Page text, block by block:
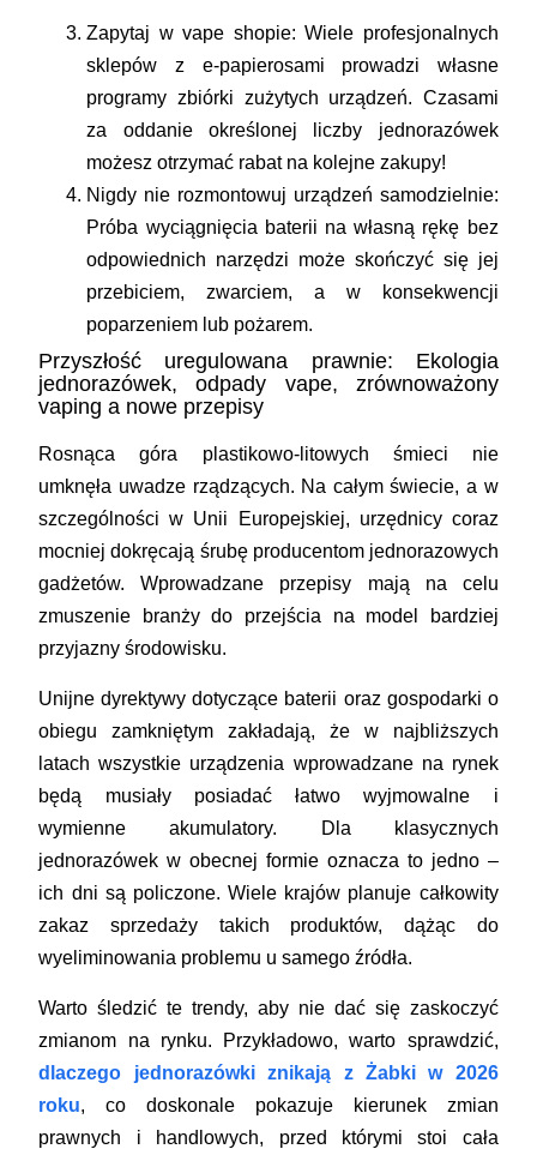
Zapytaj w vape shopie: Wiele profesjonalnych
sklepów z e-papierosami prowadzi własne
programy zbiórki zużytych urządzeń. Czasami
za oddanie określonej liczby jednorazówek
możesz otrzymać rabat na kolejne zakupy!
Nigdy nie rozmontowuj urządzeń samodzielnie:
Próba wyciągnięcia baterii na własną rękę bez
odpowiednich narzędzi może skończyć się jej
przebiciem, zwarciem, a w konsekwencji
poparzeniem lub pożarem.
Przyszłość uregulowana prawnie: Ekologia
jednorazówek, odpady vape, zrównoważony
vaping a nowe przepisy
Rosnąca góra plastikowo-litowych śmieci nie
umknęła uwadze rządzących. Na całym świecie, a w
szczególności w Unii Europejskiej, urzędnicy coraz
mocniej dokręcają śrubę producentom jednorazowych
gadżetów. Wprowadzane przepisy mają na celu
zmuszenie branży do przejścia na model bardziej
przyjazny środowisku.
Unijne dyrektywy dotyczące baterii oraz gospodarki o
obiegu zamkniętym zakładają, że w najbliższych
latach wszystkie urządzenia wprowadzane na rynek
będą musiały posiadać łatwo wyjmowalne i
wymienne akumulatory. Dla klasycznych
jednorazówek w obecnej formie oznacza to jedno –
ich dni są policzone. Wiele krajów planuje całkowity
zakaz sprzedaży takich produktów, dążąc do
wyeliminowania problemu u samego źródła.
Warto śledzić te trendy, aby nie dać się zaskoczyć
zmianom na rynku. Przykładowo, warto sprawdzić,
dlaczego jednorazówki znikają z Żabki w 2026
roku, co doskonale pokazuje kierunek zmian
prawnych i handlowych, przed którymi stoi cała